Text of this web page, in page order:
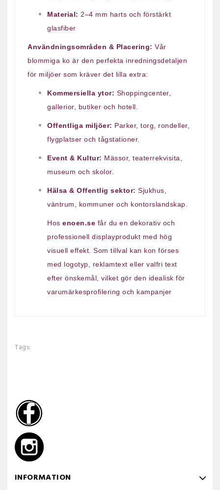
Material: 2–4 mm harts och förstärkt
glasfiber
Användningsområden & Placering: Vår
blommiga ko är den perfekta inredningsdetaljen
för miljöer som kräver det lilla extra:
Kommersiella ytor: Shoppingcenter,
gallerior, butiker och hotell.
Offentliga miljöer: Parker, torg, rondeller,
flygplatser och tågstationer.
Event & Kultur: Mässor, teaterrekvisita,
museum och skolor.
Hälsa & Offentlig sektor: Sjukhus,
väntrum, kommuner och kontorslandskap.
Hos enoen.se får du en dekorativ och
professionell displayprodukt med hög
visuell effekt. Som tillval kan kon förses
med logotyp, reklamtext eller valfri text
efter önskemål, vilket gör den idealisk för
varumärkesprofilering och kampanjer
Tags:
INFORMATION